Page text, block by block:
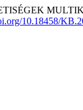
10.18458/